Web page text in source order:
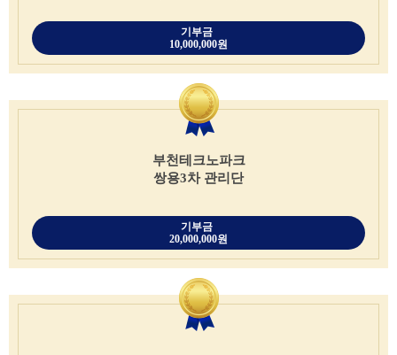
기부금
10,000,000원
부천테크노파크
쌍용3차 관리단
기부금
20,000,000원